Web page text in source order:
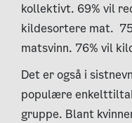
kollektivt. 69% vil
kildesortere mat.
matsvinn. 76% vil
Det er også i
populære
gruppe. Blant